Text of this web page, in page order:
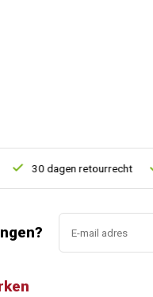
30 dagen retourrecht